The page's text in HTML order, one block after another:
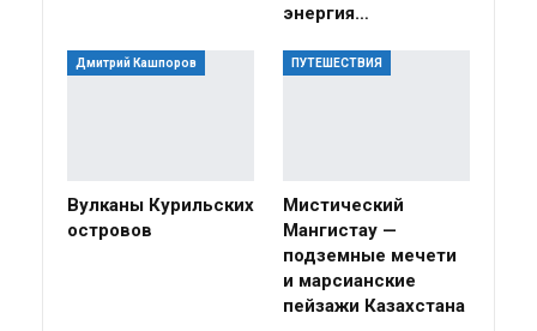
энергия…
Дмитрий Кашпоров
Вулканы Курильских
островов
ПУТЕШЕСТВИЯ
Мистический
Мангистау —
подземные мечети
и марсианские
пейзажи Казахстана